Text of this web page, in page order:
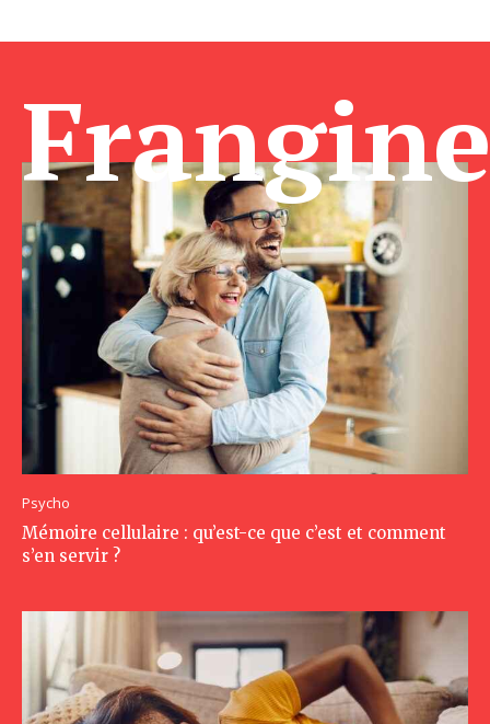
Psycho
Mémoire cellulaire : qu’est-ce que c’est et comment
s’en servir ?